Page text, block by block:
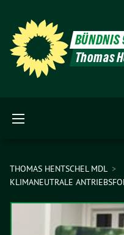
BÜNDNIS
Thomas
THOMAS HENTSCHEL MDL
KLIMANEUTRALE